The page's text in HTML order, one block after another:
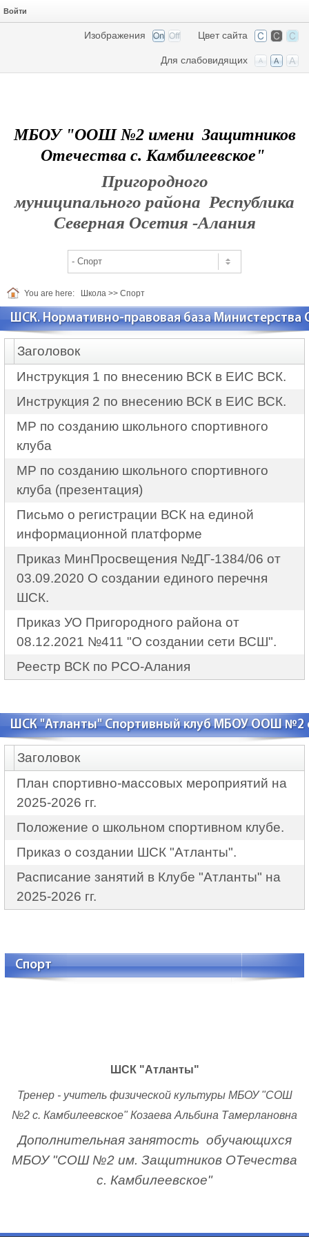
Войти
Цвет сайта
Изображения
Для слабовидящих
МБОУ "ООШ №2 имени Защитников
Отечества с. Камбилеевское"
Пригородного
муниципального района Республика
Северная Осетия -Алания
You are here: Школа >> Спорт
ШСК. Нормативно-правовая база
Заголовок
Инструкция 1 по внесению ВСК в ЕИС ВСК.
Инструкция 2 по внесению ВСК в ЕИС ВСК.
МР по созданию школьного спортивного
клуба
МР по созданию школьного спортивного
клуба (презентация)
Письмо о регистрации ВСК на единой
информационной платформе
Приказ МинПросвещения №ДГ-1384/06 от
03.09.2020 О создании единого перечня
ШСК.
Приказ УО Пригородного района от
08.12.2021 №411 "О создании сети ВСШ".
Реестр ВСК по РСО-Алания
ШСК "Атланты" Спортивный клуб МБОУ ООШ №2
Заголовок
План спортивно-массовых мероприятий на
2025-2026 гг.
Положение о школьном спортивном клубе.
Приказ о создании ШСК "Атланты".
Расписание занятий в Клубе "Атланты" на
2025-2026 гг.
Спорт
ШСК "Атланты"
Тренер - учитель физической культуры МБОУ "СОШ
№2 с. Камбилеевское" Козаева Альбина Тамерлановна
Дополнительная занятость обучающихся
МБОУ "СОШ №2 им. Защитников ОТечества
с. Камбилеевское"